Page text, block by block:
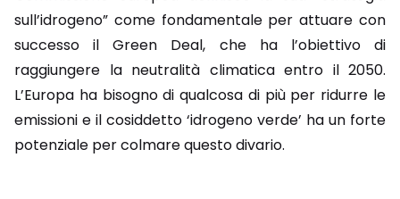
sull’idrogeno” come fondamentale per attuare con
successo il Green Deal, che ha l’obiettivo di
raggiungere la neutralità climatica entro il 2050.
L’Europa ha bisogno di qualcosa di più per ridurre le
emissioni e il cosiddetto ‘idrogeno verde’ ha un forte
potenziale per colmare questo divario.